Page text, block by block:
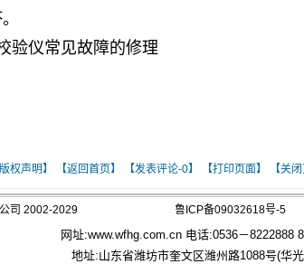
验仪常见故障的修理
版权声明】 【返回首页】 【发表评论-0】 【打印页面】 【关
司 2002-2029 鲁ICP备09032618号-5
网址:www.wfhg.com.cn 电话:0536－8222888
地址:山东省潍坊市奎文区潍州路1088号(华